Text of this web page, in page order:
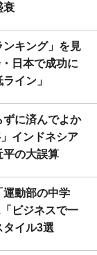
衰
ンキング」を見
日本で成功に
イン」
ずに済んでよか
インドネシア
平の大誤算
運動部の中学
ビジネスで一
タイル3選